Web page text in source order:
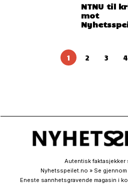
NTNU til
mot
1 2 3 4
Autentisk faktasjekker
Nyhetsspeilet.no » Se
Eneste sannhetsgravende magasin i